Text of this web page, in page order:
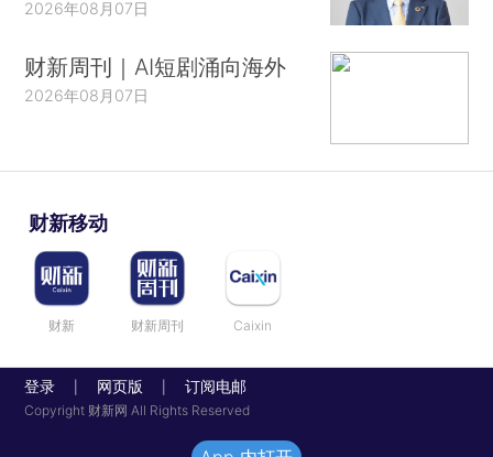
2026年08月07日
财新周刊｜AI短剧涌向海外
2026年08月07日
财新移动
财新 财新周刊 Caixin
登录 网页版 订阅电邮
Copyright 财新网 All Rights Reserved